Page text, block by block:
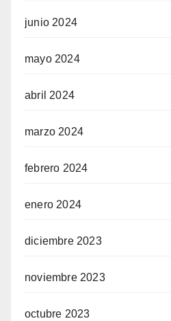
junio 2024
mayo 2024
abril 2024
marzo 2024
febrero 2024
enero 2024
diciembre 2023
noviembre 2023
octubre 2023